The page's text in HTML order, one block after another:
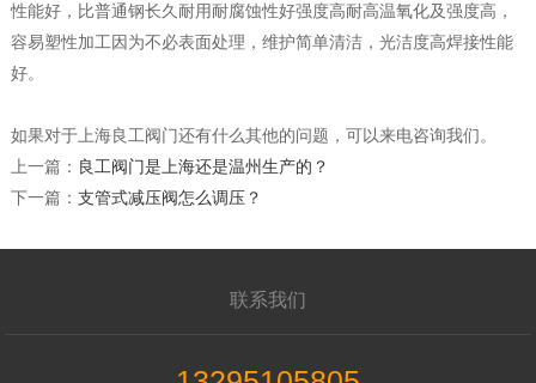
性能好，比普通钢长久耐用耐腐蚀性好强度高耐高温氧化及强度高，
容易塑性加工因为不必表面处理，维护简单清洁，光洁度高焊接性能
好。
如果对于上海良工阀门还有什么其他的问题，可以来电咨询我们。
上一篇： 良工阀门是上海还是温州生产的？
下一篇： 支管式减压阀怎么调压？
联系我们